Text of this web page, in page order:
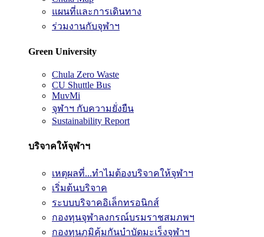
แผนที่และการเดินทาง
ร่วมงานกับจุฬาฯ
Green University
Chula Zero Waste
CU Shuttle Bus
MuvMi
จุฬาฯ กับความยั่งยืน
Sustainability Report
บริจาคให้จุฬาฯ
เหตุผลที่...ทำไมต้องบริจาคให้จุฬาฯ
เริ่มต้นบริจาค
ระบบบริจาคอิเล็กทรอนิกส์
กองทุนจุฬาลงกรณ์บรมราชสมภพฯ
กองทุนภูมิคุ้มกันบำบัดมะเร็งจุฬาฯ